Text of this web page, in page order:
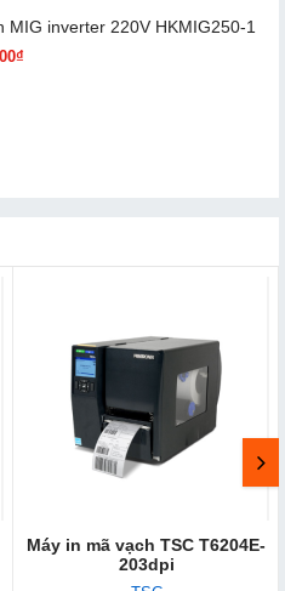
MIG inverter 220V HKMIG250-1
Máy in mã vạch TSC T6204E-
203dpi